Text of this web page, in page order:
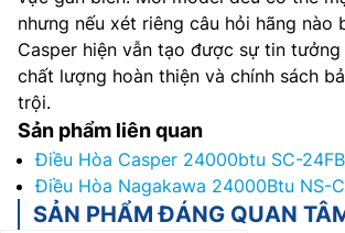
nhưng nếu xét riêng câu hỏi hãng nào
Casper hiện vẫn tạo được sự tin tưởng
chất lượng hoàn thiện và chính sách
trội.
Sản phẩm liên quan
Điều Hòa Casper 24000btu SC-
Điều Hòa Nagakawa 24000Btu NS-
SẢN PHẨM ĐÁNG QUAN